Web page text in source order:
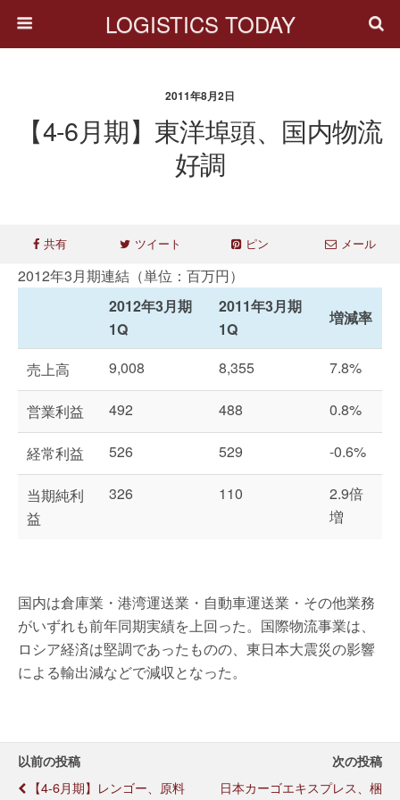
LOGISTICS TODAY
2011年8月2日
【4-6月期】東洋埠頭、国内物流
好調
共有 ツイート ピン メール
2012年3月期連結（単位：百万円）
2012年3月期
1Q
2011年3月期
1Q
増減率
売上高 9,008 8,355 7.8%
営業利益 492 488 0.8%
経常利益 526 529 -0.6%
当期純利
益
326 110
2.9倍
増
国内は倉庫業・港湾運送業・自動車運送業・その他業務
がいずれも前年同期実績を上回った。国際物流事業は、
ロシア経済は堅調であったものの、東日本大震災の影響
による輸出減などで減収となった。
以前の投稿
【4-6月期】レンゴー、原料
次の投稿
日本カーゴエキスプレス、梱